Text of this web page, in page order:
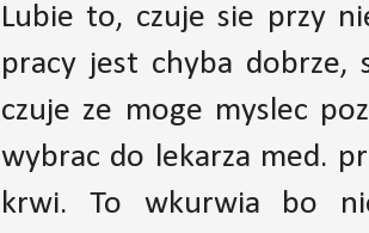
Lubie to, czuje sie przy
pracy jest chyba dobrze,
czuje ze moge myslec
wybrac do lekarza med.
krwi. To wkurwia bo